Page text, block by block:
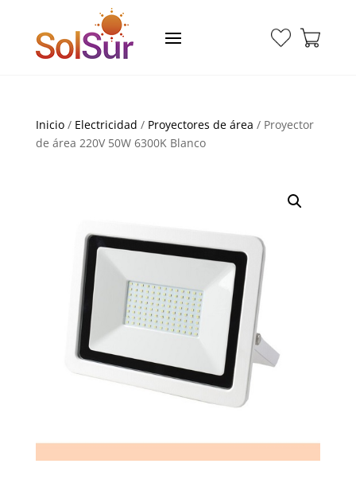
Inicio/ Electricidad / Proyectores de área / Proyector
de área 220V 50W 6300K Blanco